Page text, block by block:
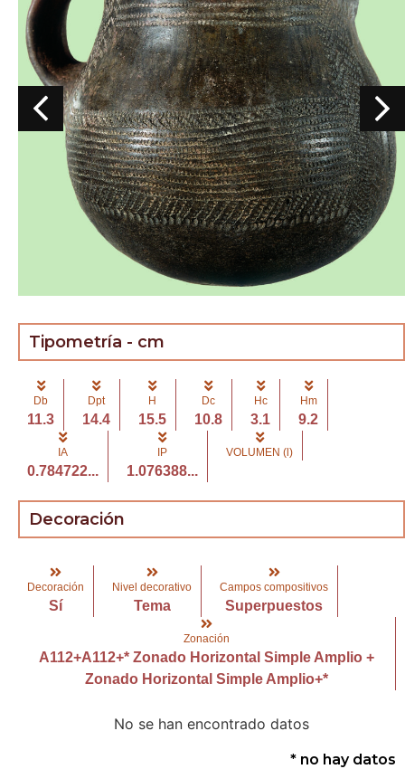
Tipometría - cm
Db
11.3
Dpt
14.4
H
15.5
Dc
10.8
Hc
3.1
Hm
9.2
IA
0.784722...
IP
1.076388...
VOLUMEN (l)
Decoración
Decoración
Sí
Nivel decorativo
Tema
Campos compositivos
Superpuestos
Zonación
A112+A112+* Zonado Horizontal Simple Amplio +
Zonado Horizontal Simple Amplio+*
No se han encontrado datos
* no hay datos